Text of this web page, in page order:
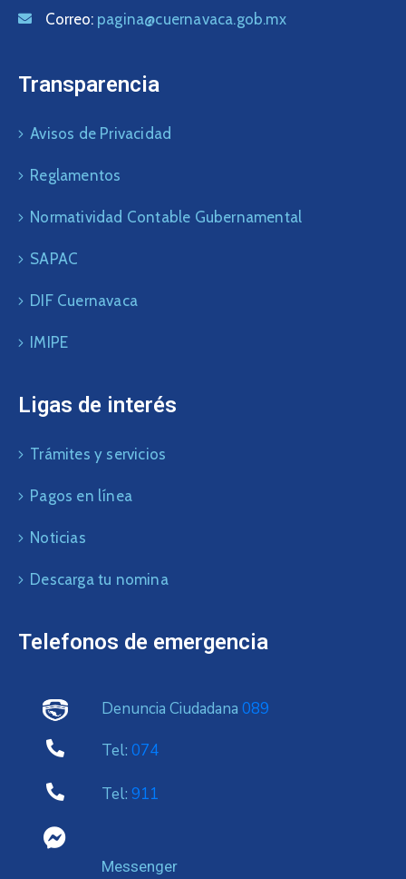
Correo: pagina@cuernavaca.gob.mx
Transparencia
Avisos de Privacidad
Reglamentos
Normatividad Contable Gubernamental
SAPAC
DIF Cuernavaca
IMIPE
Ligas de interés
Trámites y servicios
Pagos en línea
Noticias
Descarga tu nomina
Telefonos de emergencia
Denuncia Ciudadana 089
Tel: 074
Tel: 911
Messenger